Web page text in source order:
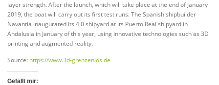
layer strength. After the launch, which will take place at the end of January
2019, the boat will carry out its first test runs. The Spanish shipbuilder
Navantia inaugurated its 4.0 shipyard at its Puerto Real shipyard in
Andalusia in January of this year, using innovative technologies such as 3D
printing and augmented reality.
Source: https://www.3d-grenzenlos.de
Gefällt mir: